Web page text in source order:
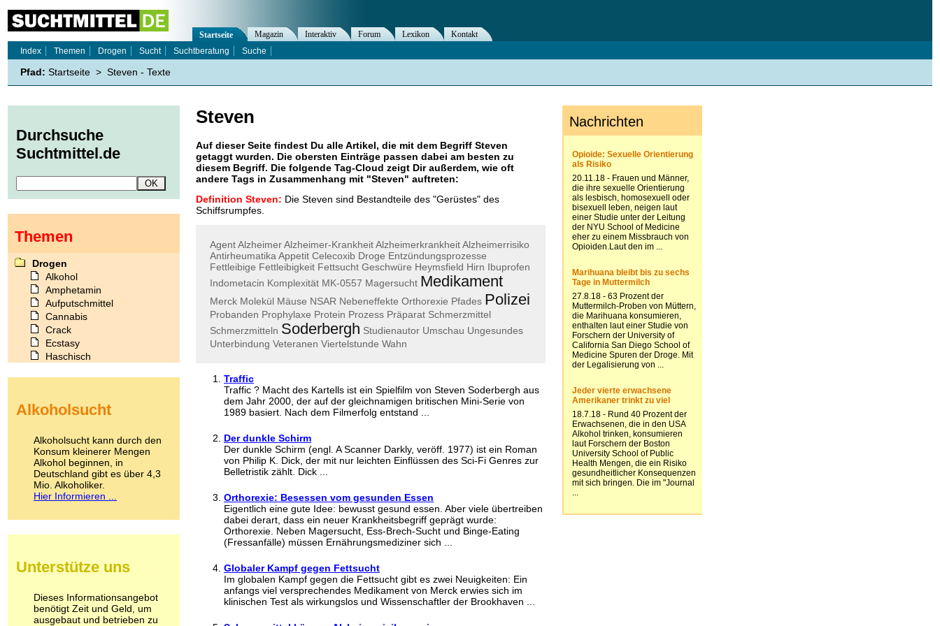
Steven
Auf dieser Seite findest Du alle Artikel, die mit dem Begriff Steven
getaggt wurden. Die obersten Einträge passen dabei am besten zu
diesem Begriff. Die folgende Tag-Cloud zeigt Dir außerdem, wie oft
andere Tags in Zusammenhang mit "Steven" auftreten:
Definition Steven: Die Steven sind Bestandteile des "Gerüstes" des
Schiffsrumpfes.
AgentAlzheimerAlzheimer-KrankheitAlzheimerkrankheitAlzheimerrisiko
Antirheumatika Appetit Celecoxib Droge Entzündungsprozesse
Fettleibige Fettleibigkeit Fettsucht Geschwüre Heymsfield Hirn Ibuprofen
Indometacin Komplexität MK-0557 Magersucht Medikament
Merck Molekül Mäuse NSAR Nebeneffekte Orthorexie Pfades Polizei
Probanden Prophylaxe Protein Prozess Präparat Schmerzmittel
Schmerzmitteln Soderbergh Studienautor Umschau Ungesundes
Unterbindung Veteranen Viertelstunde Wahn
Traffic
Traffic ? Macht des Kartells ist ein Spielfilm von Steven Soderbergh aus
dem Jahr 2000, der auf der gleichnamigen britischen Mini-Serie von
1989 basiert. Nach dem Filmerfolg entstand ...
Der dunkle Schirm
Der dunkle Schirm (engl. A Scanner Darkly, veröff. 1977) ist ein Roman
von Philip K. Dick, der mit nur leichten Einflüssen des Sci-Fi Genres zur
Belletristik zählt. Dick ...
Orthorexie: Besessen vom gesunden Essen
Eigentlich eine gute Idee: bewusst gesund essen. Aber viele übertreiben
dabei derart, dass ein neuer Krankheitsbegriff geprägt wurde:
Orthorexie. Neben Magersucht, Ess-Brech-Sucht und Binge-Eating
(Fressanfälle) müssen Ernährungsmediziner sich ...
Globaler Kampf gegen Fettsucht
Im globalen Kampf gegen die Fettsucht gibt es zwei Neuigkeiten: Ein
anfangs viel versprechendes Medikament von Merck erwies sich im
klinischen Test als wirkungslos und Wissenschaftler der Brookhaven ...
Startseite Magazin Interaktiv Forum Lexikon
Kontakt
Index
Themen Drogen Sucht Suchtberatung Suche
Pfad: Startseite > Steven - Texte
Durchsuche
Suchtmittel.de
Themen
Drogen
Alkohol
Amphetamin
Aufputschmittel
Cannabis
Crack
Ecstasy
Haschisch
Kokain
LSD
Marihuana
Medikamente
Meskalin
Metamphetamin
Methadon
Pilze
Psychopharmaka
Schlafmittel
Schmerzmittel
Alkoholsucht
Alkoholsucht kann durch den
Konsum kleinerer Mengen
Alkohol beginnen, in
Deutschland gibt es über 4,3
Mio. Alkoholiker.
Hier Informieren ...
Unterstütze uns
Dieses Informationsangebot
benötigt Zeit und Geld, um
ausgebaut und betrieben zu